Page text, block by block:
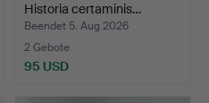
Historia certaminis…
Beendet 5. Aug 2026
2 Gebote
95 USD